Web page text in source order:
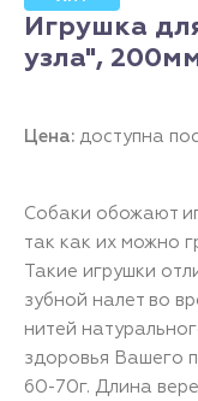
Игрушка
узла",
Цена: доступна
Собаки обожают
так как их можно
Такие игрушки
зубной налет во
нитей
здоровья Вашего
60-70г. Длина